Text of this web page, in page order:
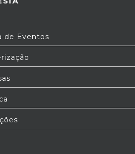
de Eventos